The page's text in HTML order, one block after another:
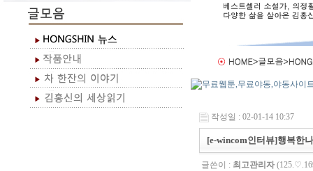
작성일 : 02-01-14 10:37
[e-wincom인터뷰]행복한
글쓴이 : 최고관리자